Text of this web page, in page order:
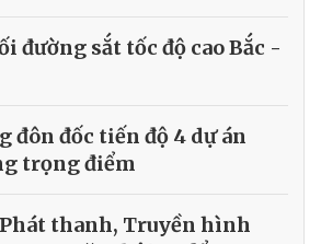
đường sắt tốc độ cao Bắc -
đôn đốc tiến độ 4 dự án
trọng điểm
Phát thanh, Truyền hình